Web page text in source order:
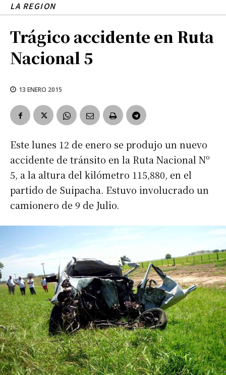
LA REGION
Trágico accidente en Ruta
Nacional 5
13 ENERO 2015
Este lunes 12 de enero se produjo un nuevo
accidente de tránsito en la Ruta Nacional Nº
5, a la altura del kilómetro 115,880, en el
partido de Suipacha. Estuvo involucrado un
camionero de 9 de Julio.